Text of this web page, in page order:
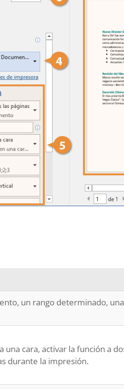
un rango determinado,
cara, activar la función a
durante la impresión.